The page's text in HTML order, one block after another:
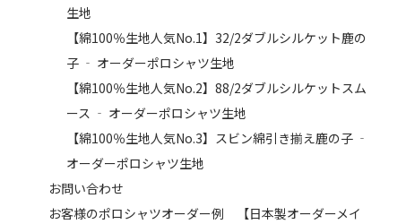
生地
【綿100％生地人気No.1】32/2ダブルシルケット鹿の
子 ‐ オーダーポロシャツ生地
【綿100％生地人気No.2】88/2ダブルシルケットスム
ース ‐ オーダーポロシャツ生地
【綿100％生地人気No.3】スビン綿引き揃え鹿の子 ‐
オーダーポロシャツ生地
お問い合わせ
お客様のポロシャツオーダー例 【日本製オーダーメイ